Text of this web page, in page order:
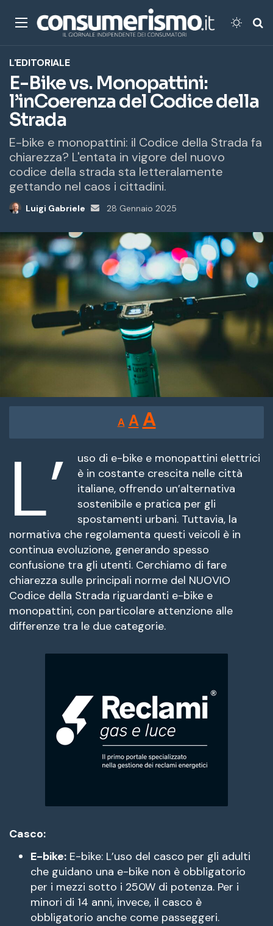
Menu
L'EDITORIALE
E-Bike vs. Monopattini:
l’inCoerenza del Codice della
Strada
E-bike e monopattini: il Codice della Strada fa
chiarezza? L'entata in vigore del nuovo
codice della strada sta letteralamente
gettando nel caos i cittadini.
Luigi Gabriele
Invia
28 Gennaio 2025
A
Reducir
tamaño
de
fuente.
A Restablecer
tamaño
de
fuente
AAumentar
tamaño
de
fuente.
L’
uso di e-bike e monopattini elettrici
è in costante crescita nelle città
italiane, offrendo un’alternativa
sostenibile e pratica per gli
spostamenti urbani. Tuttavia, la
normativa che regolamenta questi veicoli è in
continua evoluzione, generando spesso
confusione tra gli utenti. Cerchiamo di fare
chiarezza sulle principali norme del NUOVIO
Codice della Strada riguardanti e-bike e
monopattini, con particolare attenzione alle
differenze tra le due categorie.
Casco:
E-bike: E-bike: L’uso del casco per gli adulti
che guidano una e-bike non è obbligatorio
per i mezzi sotto i 250W di potenza. Per i
minori di 14 anni, invece, il casco è
obbligatorio anche come passeggeri.